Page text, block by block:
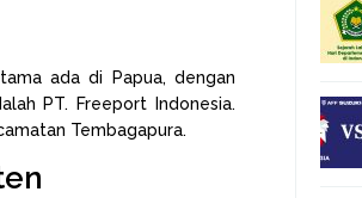
ada di Papua, dengan
PT. Freeport Indonesia.
Tembagapura.